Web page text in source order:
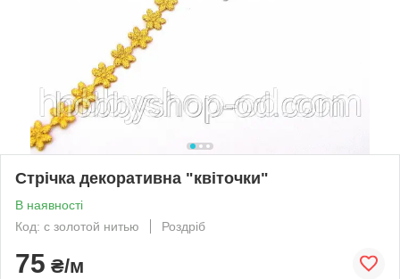
Стрічка декоративна "квіточки"
В наявності
Код: с золотой нитью
Роздріб
75 ₴/м